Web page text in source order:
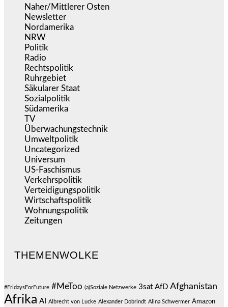
Naher/Mittlerer Osten
Newsletter
Nordamerika
NRW
Politik
Radio
Rechtspolitik
Ruhrgebiet
Säkularer Staat
Sozialpolitik
Südamerika
TV
Überwachungstechnik
Umweltpolitik
Uncategorized
Universum
US-Faschismus
Verkehrspolitik
Verteidigungspolitik
Wirtschaftspolitik
Wohnungspolitik
Zeitungen
THEMENWOLKE
#FridaysForFuture #MeToo (a)Soziale Netzwerke 3sat AfD Afghanistan
Afrika AI Albrecht von Lucke Alexander Dobrindt Alina Schwermer Amazon